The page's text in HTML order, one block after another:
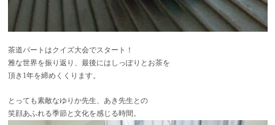
茶道パートはクイズ大会でスタート！
雅な世界を振り返り、最後にはしっぽりとお茶を
頂き1年を締めくくります。
とっても素敵なゆりか先生、あき先生との
笑顔あふれる季節と文化を感じる時間。